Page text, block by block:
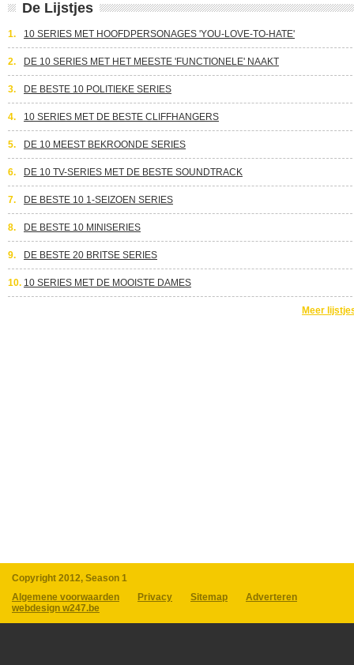
De Lijstjes
1. 10 SERIES MET HOOFDPERSONAGES 'YOU-LOVE-TO-HATE'
2. DE 10 SERIES MET HET MEESTE 'FUNCTIONELE' NAAKT
3. DE BESTE 10 POLITIEKE SERIES
4. 10 SERIES MET DE BESTE CLIFFHANGERS
5. DE 10 MEEST BEKROONDE SERIES
6. DE 10 TV-SERIES MET DE BESTE SOUNDTRACK
7. DE BESTE 10 1-SEIZOEN SERIES
8. DE BESTE 10 MINISERIES
9. DE BESTE 20 BRITSE SERIES
10. 10 SERIES MET DE MOOISTE DAMES
Meer
Copyright 2012, Season 1
Algemene voorwaarden
Privacy Sitemap
Adverteren
webdesign w247.be